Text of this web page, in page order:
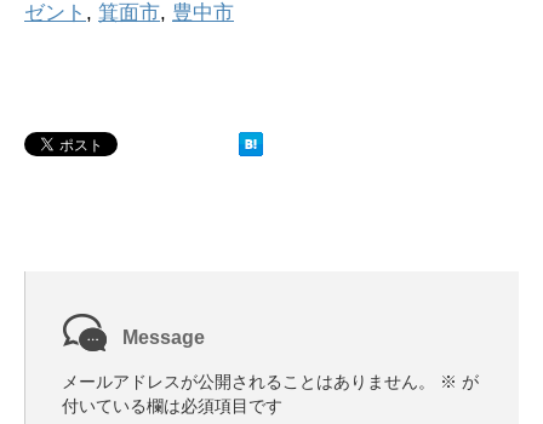
ゼント , 箕面市, 豊中市
Message
メールアドレスが公開されることはありません。 ※ が
付いている欄は必須項目です